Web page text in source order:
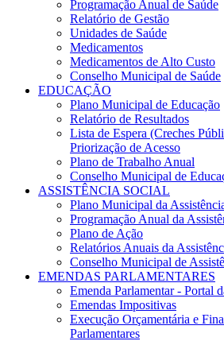
Programação Anual de Saúde
Relatório de Gestão
Unidades de Saúde
Medicamentos
Medicamentos de Alto Custo
Conselho Municipal de Saúde
EDUCAÇÃO
Plano Municipal de Educação
Relatório de Resultados
Lista de Espera (Creches
Priorização de Acesso
Plano de Trabalho Anual
Conselho Municipal de
ASSISTÊNCIA SOCIAL
Plano Municipal da
Programação Anual da
Plano de Ação
Relatórios Anuais da
Conselho Municipal de
EMENDAS PARLAMENTARES
Emenda Parlamentar - Portal
Emendas Impositivas
Execução Orçamentária e
Parlamentares